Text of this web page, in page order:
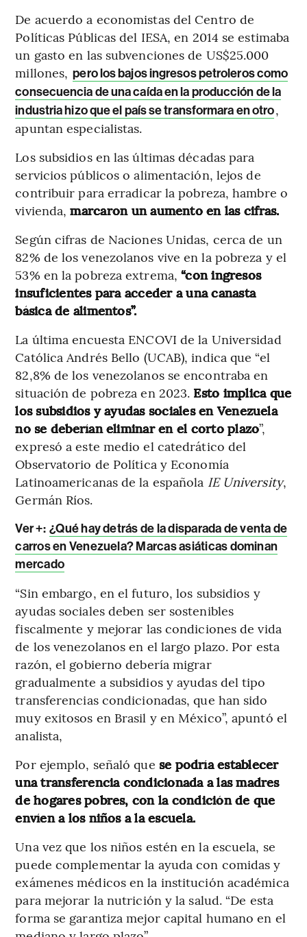
De acuerdo a economistas del Centro de
Políticas Públicas del IESA, en 2014 se estimaba
un gasto en las subvenciones de US$25.000
millones, pero los bajos ingresos petroleros como
consecuencia de una caída en la producción de la
industria hizo que el país se transformara en otro,
apuntan especialistas.
Los subsidios en las últimas décadas para
servicios públicos o alimentación, lejos de
contribuir para erradicar la pobreza, hambre o
vivienda,marcaron un aumento en las cifras.
Según cifras de Naciones Unidas, cerca de un
82% de los venezolanos vive en la pobreza y el
53% en la pobreza extrema,“con ingresos
insuficientes para acceder a una canasta
básica de alimentos”.
La última encuesta ENCOVI de la Universidad
Católica Andrés Bello (UCAB), indica que “el
82,8% de los venezolanos se encontraba en
situación de pobreza en 2023. Esto implica que
los subsidios y ayudas sociales en Venezuela
no se deberían eliminar en el corto plazo”,
expresó a este medio el catedrático del
Observatorio de Política y Economía
Latinoamericanas de la española IE University,
Germán Ríos.
Ver +: ¿Qué hay detrás de la disparada de venta de
carros en Venezuela? Marcas asiáticas dominan
mercado
“Sin embargo, en el futuro, los subsidios y
ayudas sociales deben ser sostenibles
fiscalmente y mejorar las condiciones de vida
de los venezolanos en el largo plazo. Por esta
razón, el gobierno debería migrar
gradualmente a subsidios y ayudas del tipo
transferencias condicionadas, que han sido
muy exitosos en Brasil y en México”, apuntó el
analista,
Por ejemplo, señaló que se podría establecer
una transferencia condicionada a las madres
de hogares pobres, con la condición de que
envíen a los niños a la escuela.
Una vez que los niños estén en la escuela, se
puede complementar la ayuda con comidas y
exámenes médicos en la institución académica
para mejorar la nutrición y la salud. “De esta
forma se garantiza mejor capital humano en el